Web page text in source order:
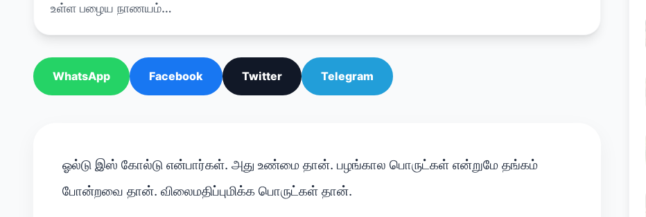
உள்ள பழைய நாணயம்…
WhatsApp Facebook Twitter Telegram
ஓல்டு இஸ் கோல்டு என்பார்கள். அது உண்மை தான். பழங்கால பொருட்கள் என்றுமே தங்கம்
போன்றவை தான். விலைமதிப்புமிக்க பொருட்கள் தான்.